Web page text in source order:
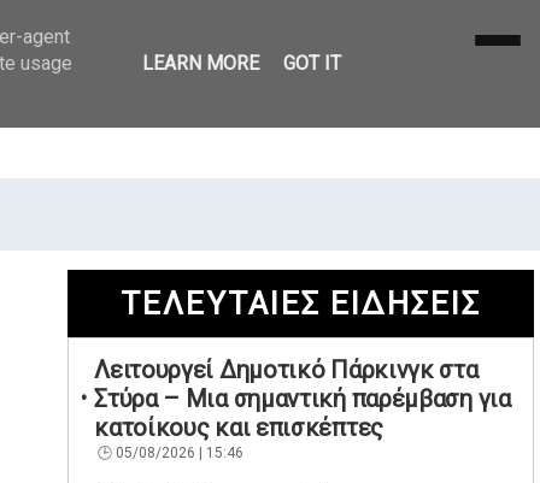
ΤΕΛΕΥΤΑΙΕΣ ΕΙΔΗΣΕΙΣ
Λειτουργεί Δημοτικό Πάρκινγκ στα
Στύρα – Μια σημαντική παρέμβαση για
κατοίκους και επισκέπτες
05/08/2026 | 15:46
agent
usage
LEARN MORE GOT IT